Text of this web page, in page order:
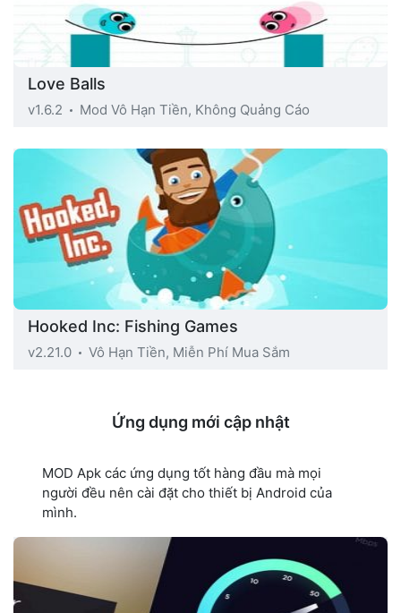
Love Balls
v1.6.2 Mod Vô Hạn Tiền, Không Quảng Cáo
Hooked Inc: Fishing Games
v2.21.0 Vô Hạn Tiền, Miễn Phí Mua Sắm
Ứng dụng mới cập nhật
MOD Apk các ứng dụng tốt hàng đầu mà mọi
người đều nên cài đặt cho thiết bị Android của
mình.